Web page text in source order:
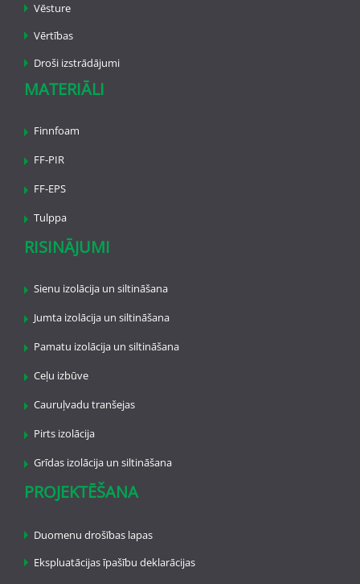
Vēsture
Vērtības
Droši izstrādājumi
MATERIĀLI
Finnfoam
FF-PIR
FF-EPS
Tulppa
RISINĀJUMI
Sienu izolācija un siltināšana
Jumta izolācija un siltināšana
Pamatu izolācija un siltināšana
Ceļu izbūve
Cauruļvadu tranšejas
Pirts izolācija
Grīdas izolācija un siltināšana
PROJEKTĒŠANA
Duomenu drošības lapas
Ekspluatācijas īpašību deklarācijas